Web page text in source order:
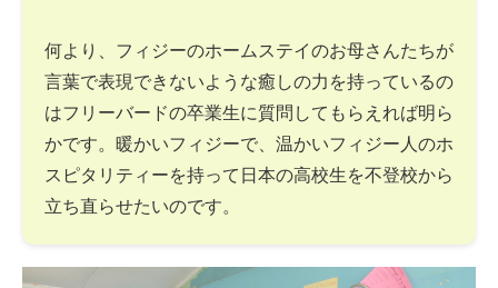
何より、フィジーのホームステイのお母さんたちが
言葉で表現できないような癒しの力を持っているの
はフリーバードの卒業生に質問してもらえれば明ら
かです。暖かいフィジーで、温かいフィジー人のホ
スピタリティーを持って日本の高校生を不登校から
立ち直らせたいのです。